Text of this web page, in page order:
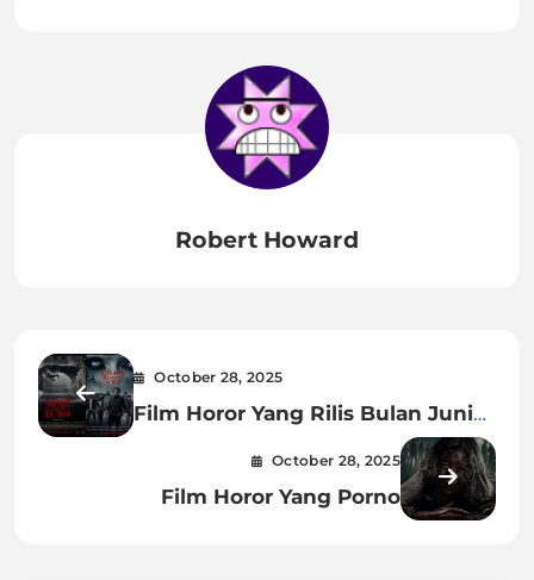
Robert Howard
October 28, 2025
Film Horor Yang Rilis Bulan Juni
October 28, 2025
Film Horor Yang Porno